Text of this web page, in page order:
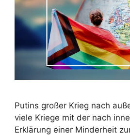
Putins großer Krieg nach
viele Kriege mit der nach
Erklärung einer Minderheit